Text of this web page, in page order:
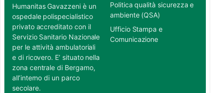
Humanitas Gavazzeni è un
ospedale polispecialistico
privato accreditato con il
Servizio Sanitario Nazionale
per le attività ambulatoriali
e di ricovero. E’ situato nella
zona centrale di Bergamo,
all’interno di un parco
secolare.
Politica qualità sicurezza e
ambiente (QSA)
Ufficio Stampa e
Comunicazione